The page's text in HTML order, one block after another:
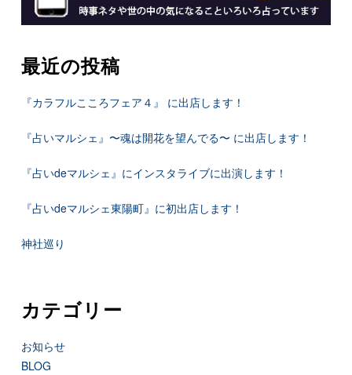
最近の投稿
『カラフルこころフェア４』 に出店します！
『占いマルシェ』〜魂は開花を望んでる〜 に出店します！
『占いdeマルシェ』にインスタライブに出演します！
『占いdeマルシェ東陽町』に初出店します！
神社巡り
カテゴリー
お知らせ
BLOG